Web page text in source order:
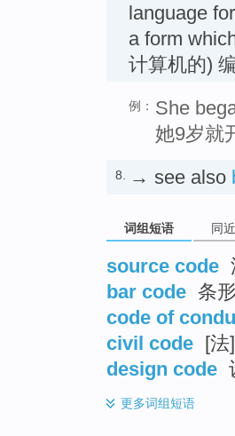
language
a form
计算机的)
例： She
她9岁就
8. → see also
词组短语 同
source code
bar code 条
code of
civil code [法
design code
更多词组短语